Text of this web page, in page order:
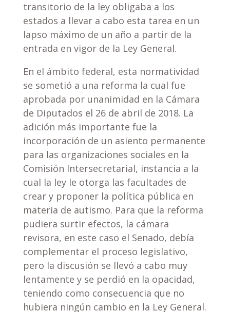
transitorio de la ley obligaba a los
estados a llevar a cabo esta tarea en un
lapso máximo de un año a partir de la
entrada en vigor de la Ley General.
En el ámbito federal, esta normatividad
se sometió a una reforma la cual fue
aprobada por unanimidad en la Cámara
de Diputados el 26 de abril de 2018. La
adición más importante fue la
incorporación de un asiento permanente
para las organizaciones sociales en la
Comisión Intersecretarial, instancia a la
cual la ley le otorga las facultades de
crear y proponer la política pública en
materia de autismo. Para que la reforma
pudiera surtir efectos, la cámara
revisora, en este caso el Senado, debía
complementar el proceso legislativo,
pero la discusión se llevó a cabo muy
lentamente y se perdió en la opacidad,
teniendo como consecuencia que no
hubiera ningún cambio en la Ley General.